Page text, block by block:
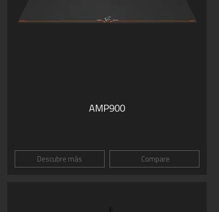
AMP900
Descubre más Compare